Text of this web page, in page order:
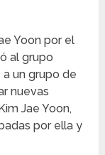
Yoon por el
al grupo
un grupo de
nuevas
Jae Yoon,
por ella y